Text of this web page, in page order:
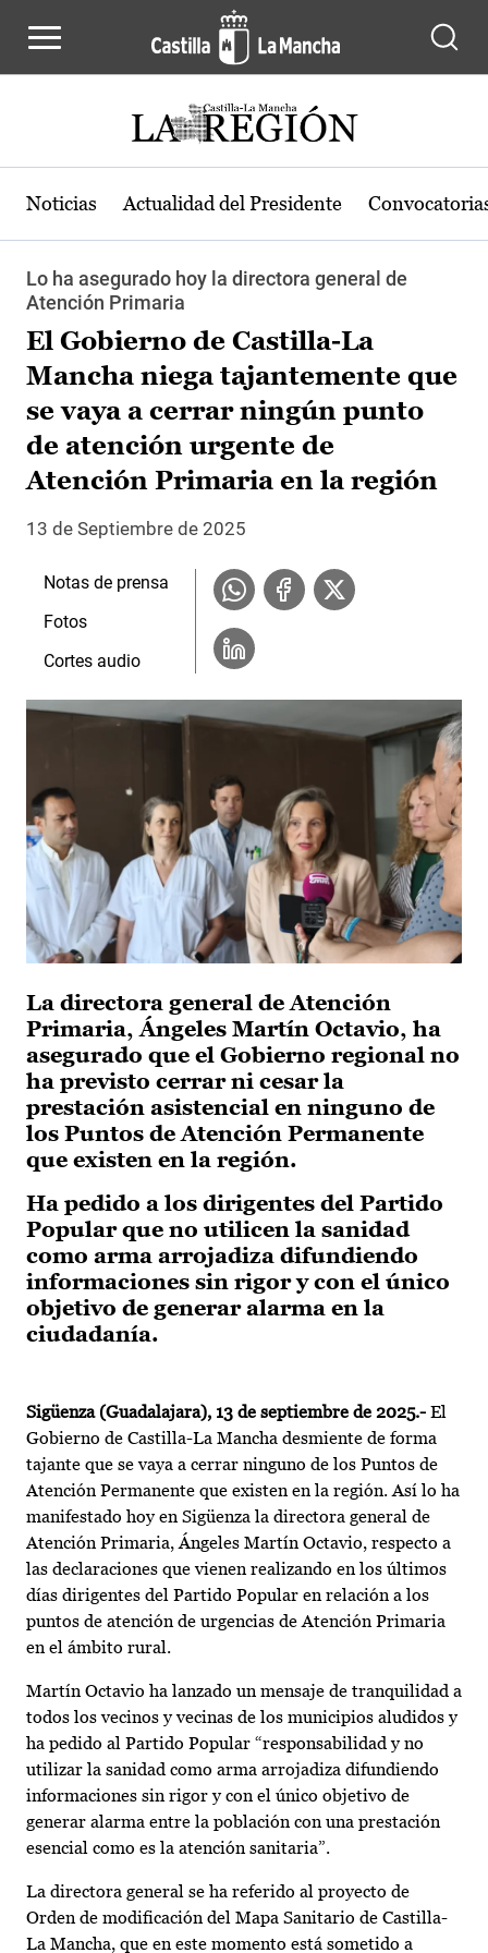
Noticias Actualidad del Presidente
Lo ha asegurado hoy la directora general de
Atención Primaria
El Gobierno de Castilla-La
Mancha niega tajantemente que
se vaya a cerrar ningún punto
de atención urgente de
Atención Primaria en la región
13 de Septiembre de 2025
La directora general de Atención
Primaria, Ángeles Martín Octavio, ha
asegurado que el Gobierno regional no
ha previsto cerrar ni cesar la
prestación asistencial en ninguno de
los Puntos de Atención Permanente
que existen en la región.
Ha pedido a los dirigentes del Partido
Popular que no utilicen la sanidad
como arma arrojadiza difundiendo
informaciones sin rigor y con el único
objetivo de generar alarma en la
ciudadanía.
Sigüenza (Guadalajara), 13 de septiembre de 2025.- El
Gobierno de Castilla-La Mancha desmiente de forma
tajante que se vaya a cerrar ninguno de los Puntos de
Atención Permanente que existen en la región. Así lo ha
manifestado hoy en Sigüenza la directora general de
Atención Primaria, Ángeles Martín Octavio, respecto a
las declaraciones que vienen realizando en los últimos
días dirigentes del Partido Popular en relación a los
puntos de atención de urgencias de Atención Primaria
en el ámbito rural.
Martín Octavio ha lanzado un mensaje de tranquilidad a
todos los vecinos y vecinas de los municipios aludidos y
ha pedido al Partido Popular “responsabilidad y no
utilizar la sanidad como arma arrojadiza difundiendo
informaciones sin rigor y con el único objetivo de
generar alarma entre la población con una prestación
esencial como es la atención sanitaria”.
La directora general se ha referido al proyecto de
Orden de modificación del Mapa Sanitario de Castilla-
La Mancha, que en este momento está sometido a
Notas de prensa
Fotos
Cortes audio